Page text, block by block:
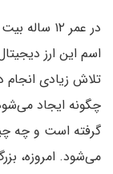
در عمر ۱۲
اسم این ارز
تلاش زیادی
چگونه ایجاد
گرفته است و چه
می‌شود. امروزه،